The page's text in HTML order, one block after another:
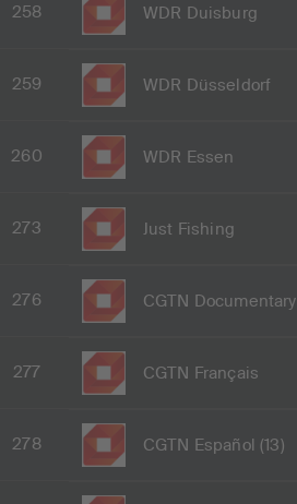
258 WDR Duisburg
259 WDR Düsseldorf
260 WDR Essen
273 Just Fishing
276 CGTN Documentary
277 CGTN Français
278 CGTN Español (13)